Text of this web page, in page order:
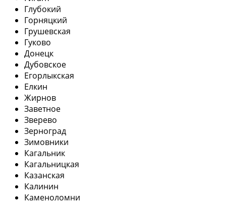
Глубокий
Горняцкий
Грушевская
Гуково
Донецк
Дубовское
Егорлыкская
Елкин
Жирнов
Заветное
Зверево
Зерноград
Зимовники
Кагальник
Кагальницкая
Казанская
Калинин
Каменоломни